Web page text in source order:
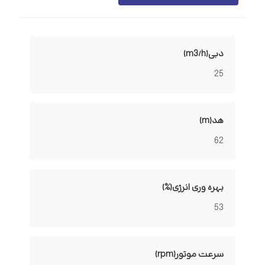
دبی(m3/h)
25
هد(m)
62
بهره وری انرژی(%)
53
سرعت موتور(rpm)